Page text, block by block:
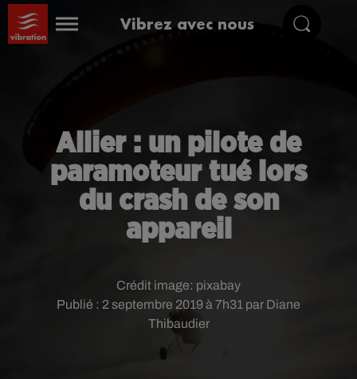
Vibrez avec nous
Allier : un pilote de
paramoteur tué lors
du crash de son
appareil
Publié : 2 septembre 2019 à 7h31 par Diane
Thibaudier
Crédit image: pixabay